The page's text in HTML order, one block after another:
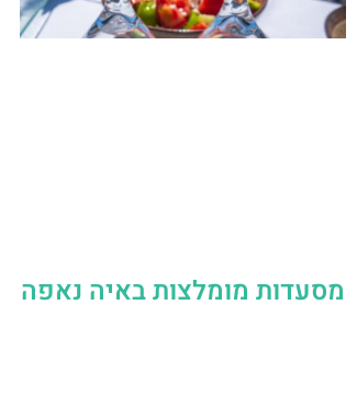
מסעדות מומלצות באיה נאפה